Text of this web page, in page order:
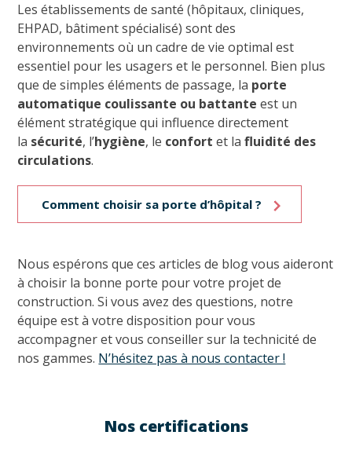
Les établissements de santé (hôpitaux, cliniques,
EHPAD, bâtiment spécialisé) sont des
environnements où un cadre de vie optimal est
essentiel pour les usagers et le personnel. Bien plus
que de simples éléments de passage, la porte
automatique coulissante ou battante est un
élément stratégique qui influence directement
la sécurité, l’hygiène, le confortet la fluidité des
circulations.
Comment choisir sa porte d’hôpital ?
Nous espérons que ces articles de blog vous aideront
à choisir la bonne porte pour votre projet de
construction. Si vous avez des questions, notre
équipe est à votre disposition pour vous
accompagner et vous conseiller sur la technicité de
nos gammes. N’hésitez pas à nous contacter !
Nos certifications